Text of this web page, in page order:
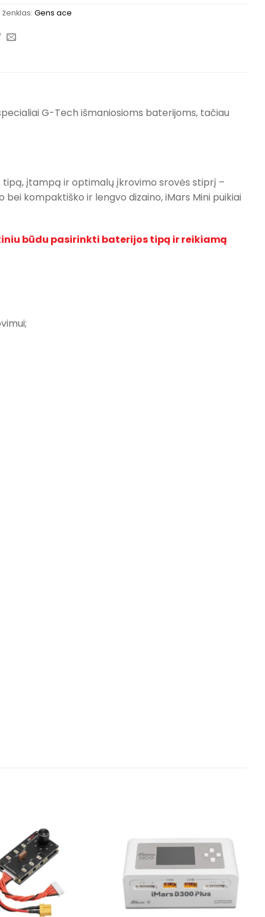
ženklas: Gens ace
G-Tech išmaniosioms baterijoms, tačiau
įtampą ir optimalų įkrovimo srovės stiprį –
kompaktiško ir lengvo dizaino, iMars Mini puikiai
būdu pasirinkti baterijos tipą ir reikiamą